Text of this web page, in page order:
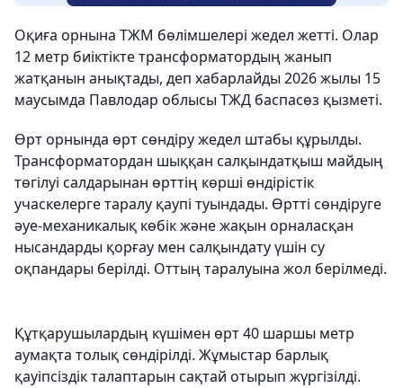
Оқиға орнына ТЖМ бөлімшелері жедел жетті. Олар
12 метр биіктікте трансформатордың жанып
жатқанын анықтады, деп хабарлайды 2026 жылы 15
маусымда Павлодар облысы ТЖД баспасөз қызметі.
Өрт орнында өрт сөндіру жедел штабы құрылды.
Трансформатордан шыққан салқындатқыш майдың
төгілуі салдарынан өрттің көрші өндірістік
учаскелерге таралу қаупі туындады. Өртті сөндіруге
әуе-механикалық көбік және жақын орналасқан
нысандарды қорғау мен салқындату үшін су
оқпандары берілді. Оттың таралуына жол берілмеді.
Құтқарушылардың күшімен өрт 40 шаршы метр
аумақта толық сөндірілді. Жұмыстар барлық
қауіпсіздік талаптарын сақтай отырып жүргізілді.